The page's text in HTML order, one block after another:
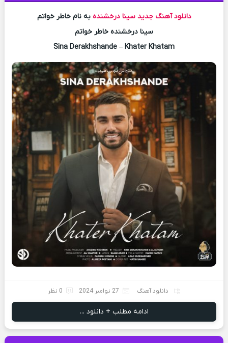
دانلود آهنگ جدید سینا درخشنده به نام خاطر خواتم
سینا درخشنده خاطر خواتم
Sina Derakhshande – Khater Khatam
دانلود آهنگ 27 نوامبر 2024 0 نظر
ادامه مطلب + دانلود ...